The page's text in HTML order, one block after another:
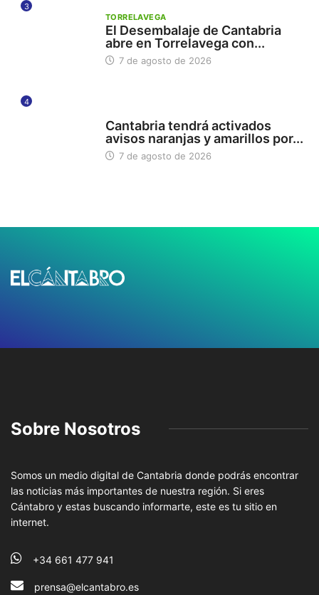
3
TORRELAVEGA
El Desembalaje de Cantabria
abre en Torrelavega con...
7 de agosto de 2026
4
Cantabria tendrá activados
avisos naranjas y amarillos por...
7 de agosto de 2026
Sobre Nosotros
Somos un medio digital de Cantabria donde podrás encontrar
las noticias más importantes de nuestra región. Si eres
Cántabro y estas buscando informarte, este es tu sitio en
internet.
+34 661 477 941
prensa@elcantabro.es